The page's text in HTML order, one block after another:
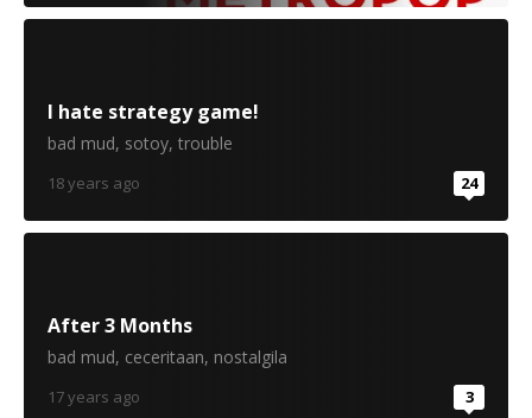
I hate strategy game!
bad mud, sotoy, trouble
18 years ago 24
After 3 Months
bad mud, ceceritaan, nostalgila
17 years ago 3